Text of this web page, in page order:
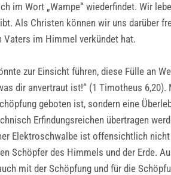
im Wort „Wampe“ wiederfindet. Wir
Als Christen können wir uns darüber
Vaters im Himmel verkündet hat.
zur Einsicht führen, diese Fülle an
dir anvertraut ist!“ (1 Timotheus
geboten ist, sondern eine
Erfindungsreichen übertragen
Elektroschwalbe ist offensichtlich
Schöpfer des Himmels und der Erde.
mit der Schöpfung und für die